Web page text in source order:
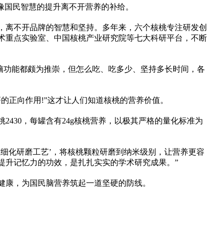
民智慧的提升离不开营养的补给。
不开品牌的智慧和坚持。多年来，六个核桃专注研发创
重点实验室、中国核桃产业研究院等七大科研平台，不断
能都颇为推崇，但怎么吃、吃多少、坚持多长时间，各
正向作用!”这才让人们知道核桃的营养价值。
2430，每罐含有24g核桃营养，以极其严格的量化标准为
化研磨工艺’，将核桃颗粒研磨到纳米级别，让营养更容
记忆力的功效，是扎扎实实的学术研究成果。”
，为国民脑营养筑起一道坚硬的防线。